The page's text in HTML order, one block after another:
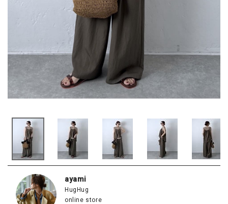
ayami
HugHug
online store